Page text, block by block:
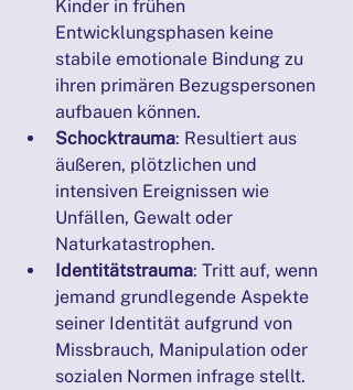
Kinder in frühen
Entwicklungsphasen keine
stabile emotionale Bindung zu
ihren primären Bezugspersonen
aufbauen können.
Schocktrauma: Resultiert aus
äußeren, plötzlichen und
intensiven Ereignissen wie
Unfällen, Gewalt oder
Naturkatastrophen.
Identitätstrauma: Tritt auf, wenn
jemand grundlegende Aspekte
seiner Identität aufgrund von
Missbrauch, Manipulation oder
sozialen Normen infrage stellt.